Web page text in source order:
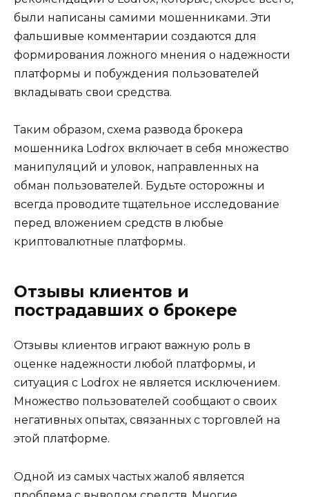
были написаны самими мошенниками. Эти
фальшивые комментарии создаются для
формирования ложного мнения о надежности
платформы и побуждения пользователей
вкладывать свои средства.
Таким образом, схема развода брокера
мошенника Lodrox включает в себя множество
манипуляций и уловок, направленных на
обман пользователей. Будьте осторожны и
всегда проводите тщательное исследование
перед вложением средств в любые
криптовалютные платформы.
Отзывы клиентов и
пострадавших о брокере
Отзывы клиентов играют важную роль в
оценке надежности любой платформы, и
ситуация с Lodrox не является исключением.
Множество пользователей сообщают о своих
негативных опытах, связанных с торговлей на
этой платформе.
Одной из самых частых жалоб является